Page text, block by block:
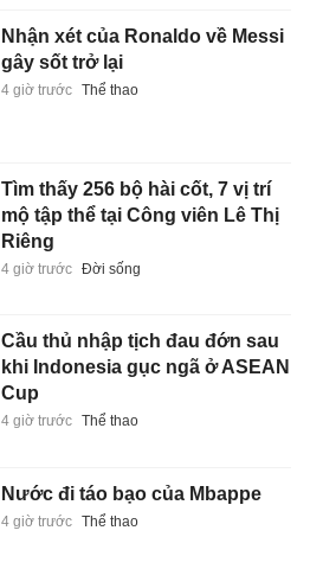
Nhận xét của Ronaldo về Messi
gây sốt trở lại
4 giờ trước Thể thao
Tìm thấy 256 bộ hài cốt, 7 vị trí
mộ tập thể tại Công viên Lê Thị
Riêng
4 giờ trước Đời sống
Cầu thủ nhập tịch đau đớn sau
khi Indonesia gục ngã ở ASEAN
Cup
4 giờ trước Thể thao
Nước đi táo bạo của Mbappe
4 giờ trước Thể thao